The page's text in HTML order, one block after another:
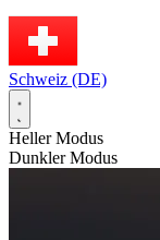
Schweiz (DE)
Heller Modus
Dunkler Modus